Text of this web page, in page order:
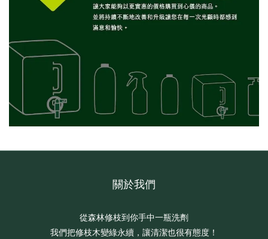
關於我們
從森林修枝到你手中一瓶洗劑
我們把修枝木變綠永續，讓清潔也很有態度！